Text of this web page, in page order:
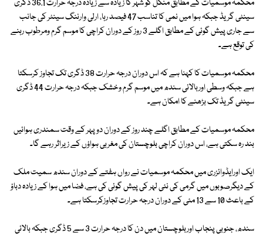
محکمہ موسمیات کے مطابق منگل کو شہر کا زیادہ سے زیادہ درجہ حرارت 36.1 ڈگری
سینٹی گریڈ جبکہ ہوا میں نمی کا تناسب 47 فیصد رہا، ارلی وارننگ سینٹر کی جانب
سے جاری پیش گوئی کے مطابق اگلے 3 روز کے دوران کراچی کا موسم گرم ومرطوب رہنے
کی توقع ہے۔
محکمہ موسمیات کا کہنا ہے کہ اس دوران درجہ حرارت 38 ڈگری تک تجاوز کرسکتا
ہے جبکہ وسطی اوربالائی سندھ میں موسم گرم وخشک جبکہ درجہ حرارت 44 ڈگری
سینٹی گریڈ تک بڑھنے کا امکان ہے۔
محکمہ موسمیات کے مطابق اگلے چند روز کے دوران دوپہر کے وقت سمندری ہوائیں
بند رہ سکتی ہے، اس دوران کراچی بلوچستان کی مغربی ہواؤں کے زیراثر رہے گا۔
ایک اورایڈوائزری میں محکمہ موسمیات نے رواں ہفتے کے دوران سندھ سمیت ملک
کے دیگرصوبوں میں گرمی کی نئی لہر کی پیش گوئی کی ہے، فضا میں ہوا کے زیادہ دباؤ
کے باعث 10 سے 13 مئی کے دوران درجہ حرارت تجاوزکرسکتا ہے۔
سندھ، جنوبی پنجاب اوربلوچستان میں دن کا درجہ حرارت 3 سے 5 ڈگری جبکہ بالائی